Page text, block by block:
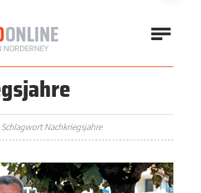
Schlagwort Nachkriegsjahre